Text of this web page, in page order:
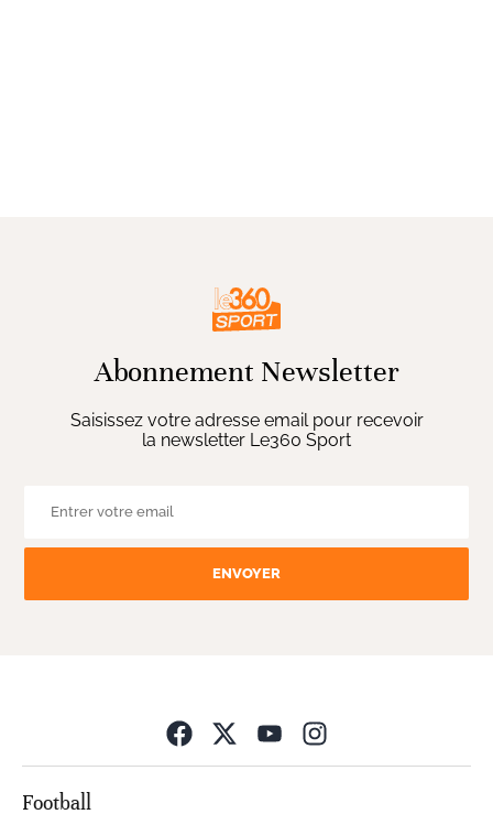
Abonnement Newsletter
Saisissez votre adresse email pour recevoir
la newsletter Le360 Sport
ENVOYER
Football